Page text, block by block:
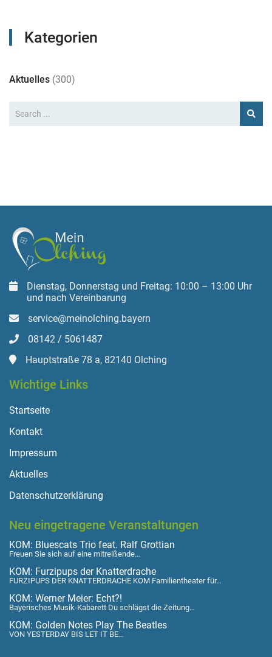
Kategorien
Aktuelles (300)
Dienstag, Donnerstag und Freitag: 10:00 – 13:00 Uhr
und nach Vereinbarung
service@meinolching.bayern
08142 / 5061487
Hauptstraße 78 a, 82140 Olching
Wichtige Links
Startseite
Kontakt
Impressum
Aktuelles
Datenschutzerklärung
Neu eingetragene Veranstaltungen
KOM: Bluescats Trio feat. Ralf Grottian
Freuen Sie sich auf eine mitreißende…
KOM: Furzipups der Knatterdrache
FURZIPUPS DER KNATTERDRACHE KOM Familientheater für…
KOM: Werner Meier: Echt?!
Bayerisches Musik-Kabarett Du schlägst die Zeitung…
KOM: Golden Notes Play The Beatles
VON YESTERDAY BIS LET IT BE…